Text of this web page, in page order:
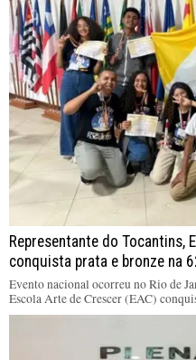
Representante do Tocantins,
conquista prata e bronze na
Evento nacional ocorreu no Rio de
Escola Arte de Crescer (EAC)